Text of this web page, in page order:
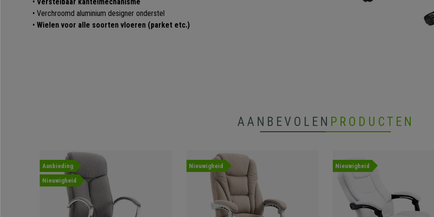
• Verchroomd aluminium designer onderstel
• Wielen voor alle soorten vloeren (parket etc.)
AANBEVOLEN PRODUCTEN
Aanbieding
Nieuwigheid
Nieuwigheid Nieuwigheid